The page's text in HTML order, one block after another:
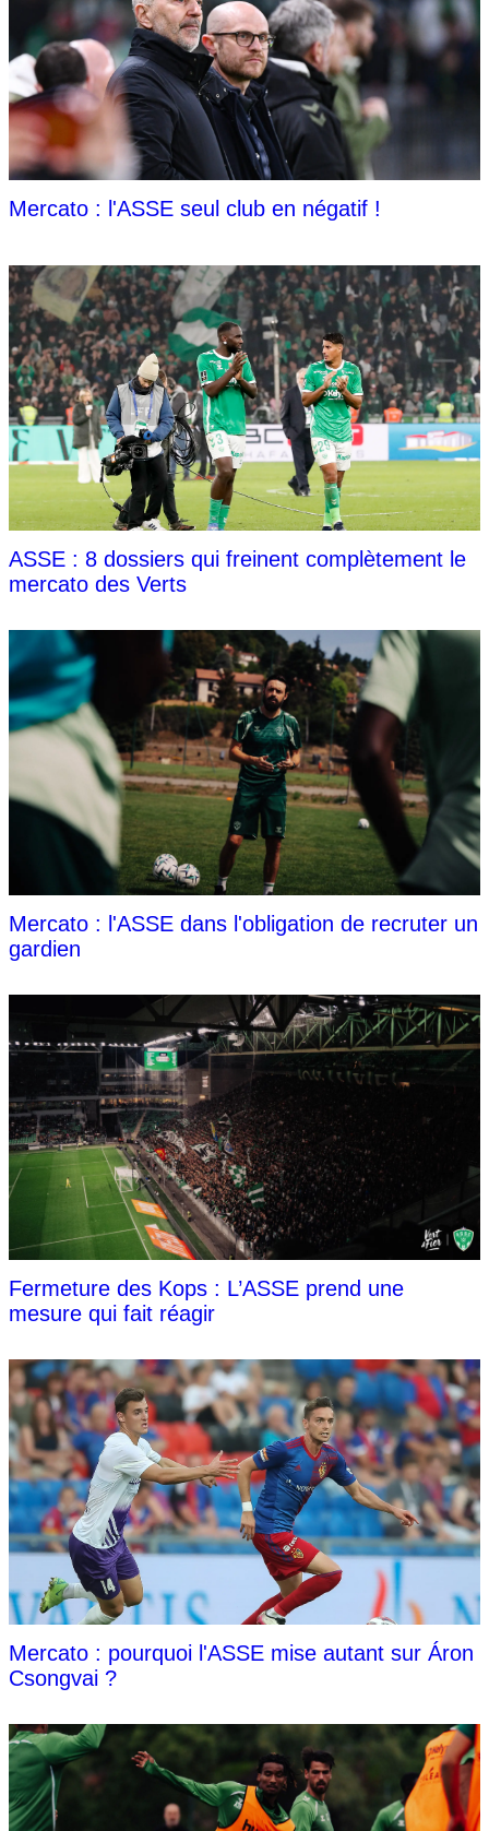
Mercato : l'ASSE seul club en négatif !
ASSE : 8 dossiers qui freinent complètement le
mercato des Verts
Mercato : l'ASSE dans l'obligation de recruter un
gardien
Fermeture des Kops : L’ASSE prend une
mesure qui fait réagir
Mercato : pourquoi l'ASSE mise autant sur Áron
Csongvai ?